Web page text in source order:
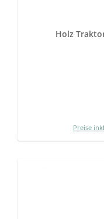
Holz
Preise